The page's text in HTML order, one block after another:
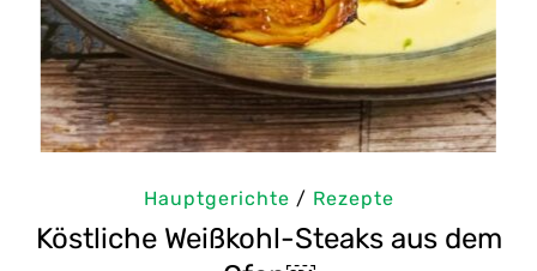
/Rezepte
Steaks aus dem